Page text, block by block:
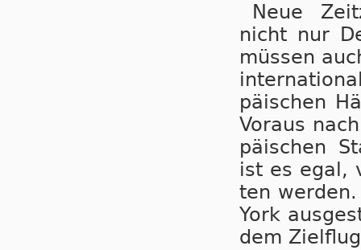
Neue
nicht nur
müs­sen
pä­i­schen
Vor­aus
pä­i­schen
ist es egal,
ten
York
dem